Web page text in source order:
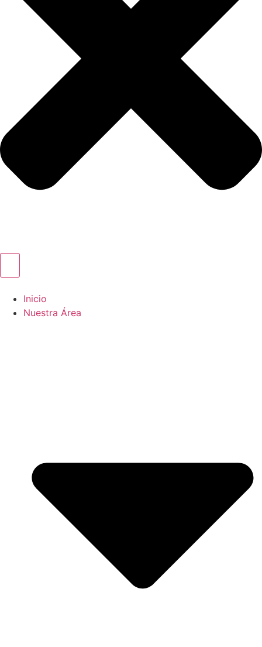
Inicio
Nuestra Área